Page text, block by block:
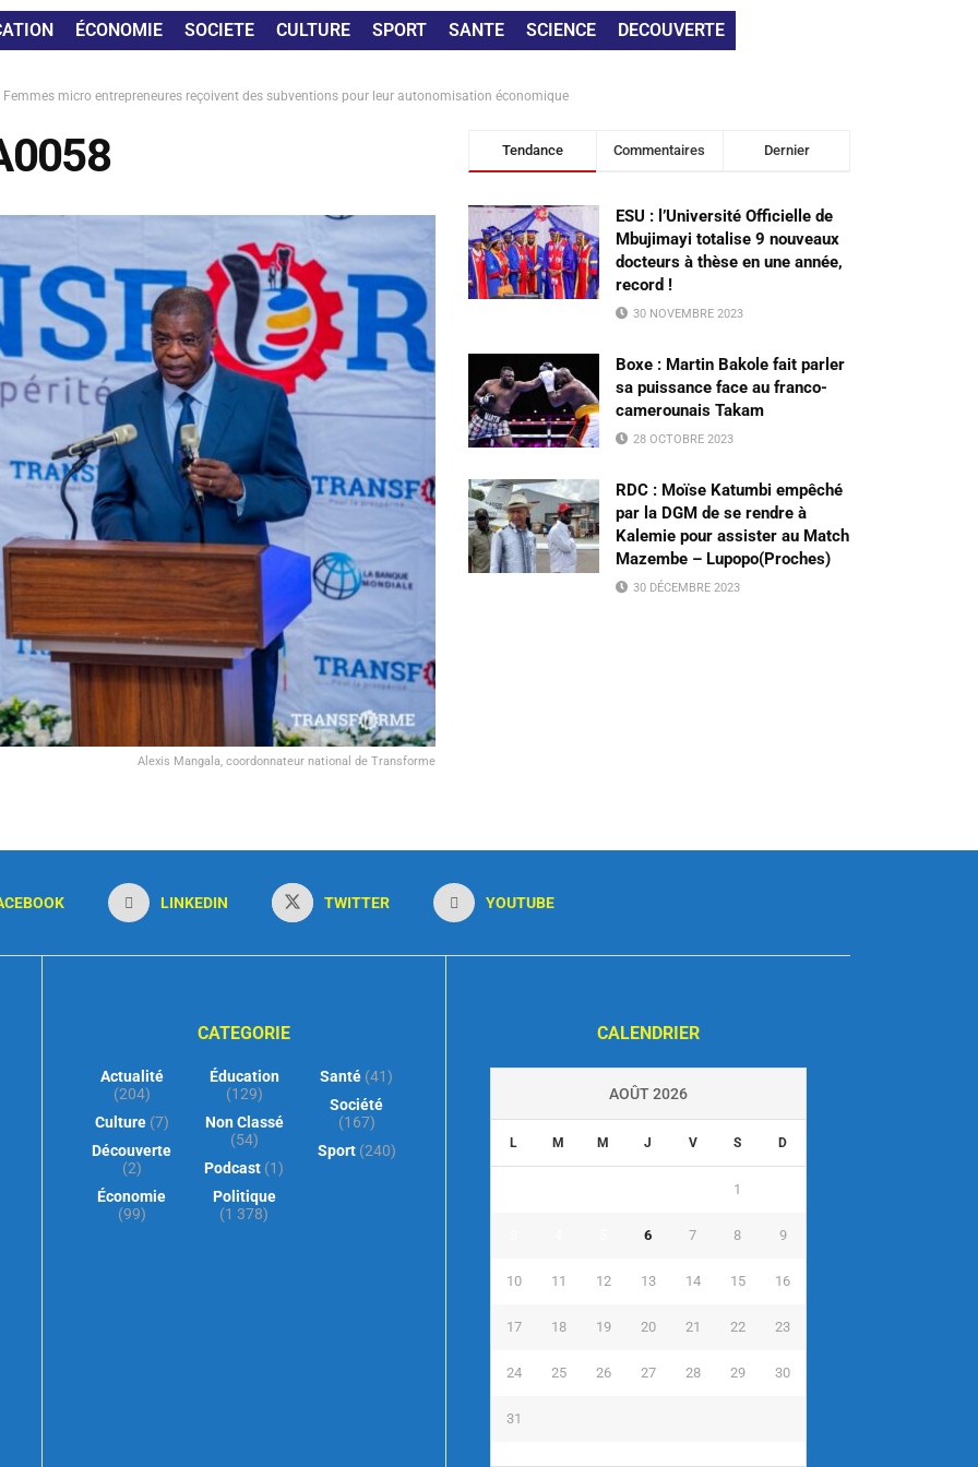
ÉCONOMIE SOCIETE CULTURE SPORT SANTE SCIENCE DECOUVERTE
micro entrepreneures reçoivent des subventions pour leur autonomisation économique
Alexis Mangala, coordonnateur national de Transforme
Tendance Commentaires Dernier
ESU : l’Université Officielle de
Mbujimayi totalise 9 nouveaux
docteurs à thèse en une année,
record !
30 NOVEMBRE 2023
Boxe : Martin Bakole fait parler
sa puissance face au franco-
camerounais Takam
28 OCTOBRE 2023
RDC : Moïse Katumbi empêché
par la DGM de se rendre à
Kalemie pour assister au Match
Mazembe – Lupopo(Proches)
30 DÉCEMBRE 2023
LINKEDIN TWITTER YOUTUBE
CATEGORIE
Actualité
(204)
Culture(7)
Découverte
(2)
Économie
(99)
Éducation
(129)
Non Classé
(54)
Podcast (1)
Politique
(1 378)
Santé (41)
Société
(167)
Sport(240)
CALENDRIER
AOÛT 2026
L M M J V S D
1
6 7 8 9
10 11 12 13 14 15 16
17 18 19 20 21 22 23
24 25 26 27 28 29 30
31